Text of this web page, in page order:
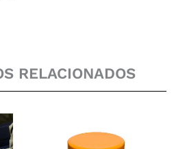
RELACIONADOS